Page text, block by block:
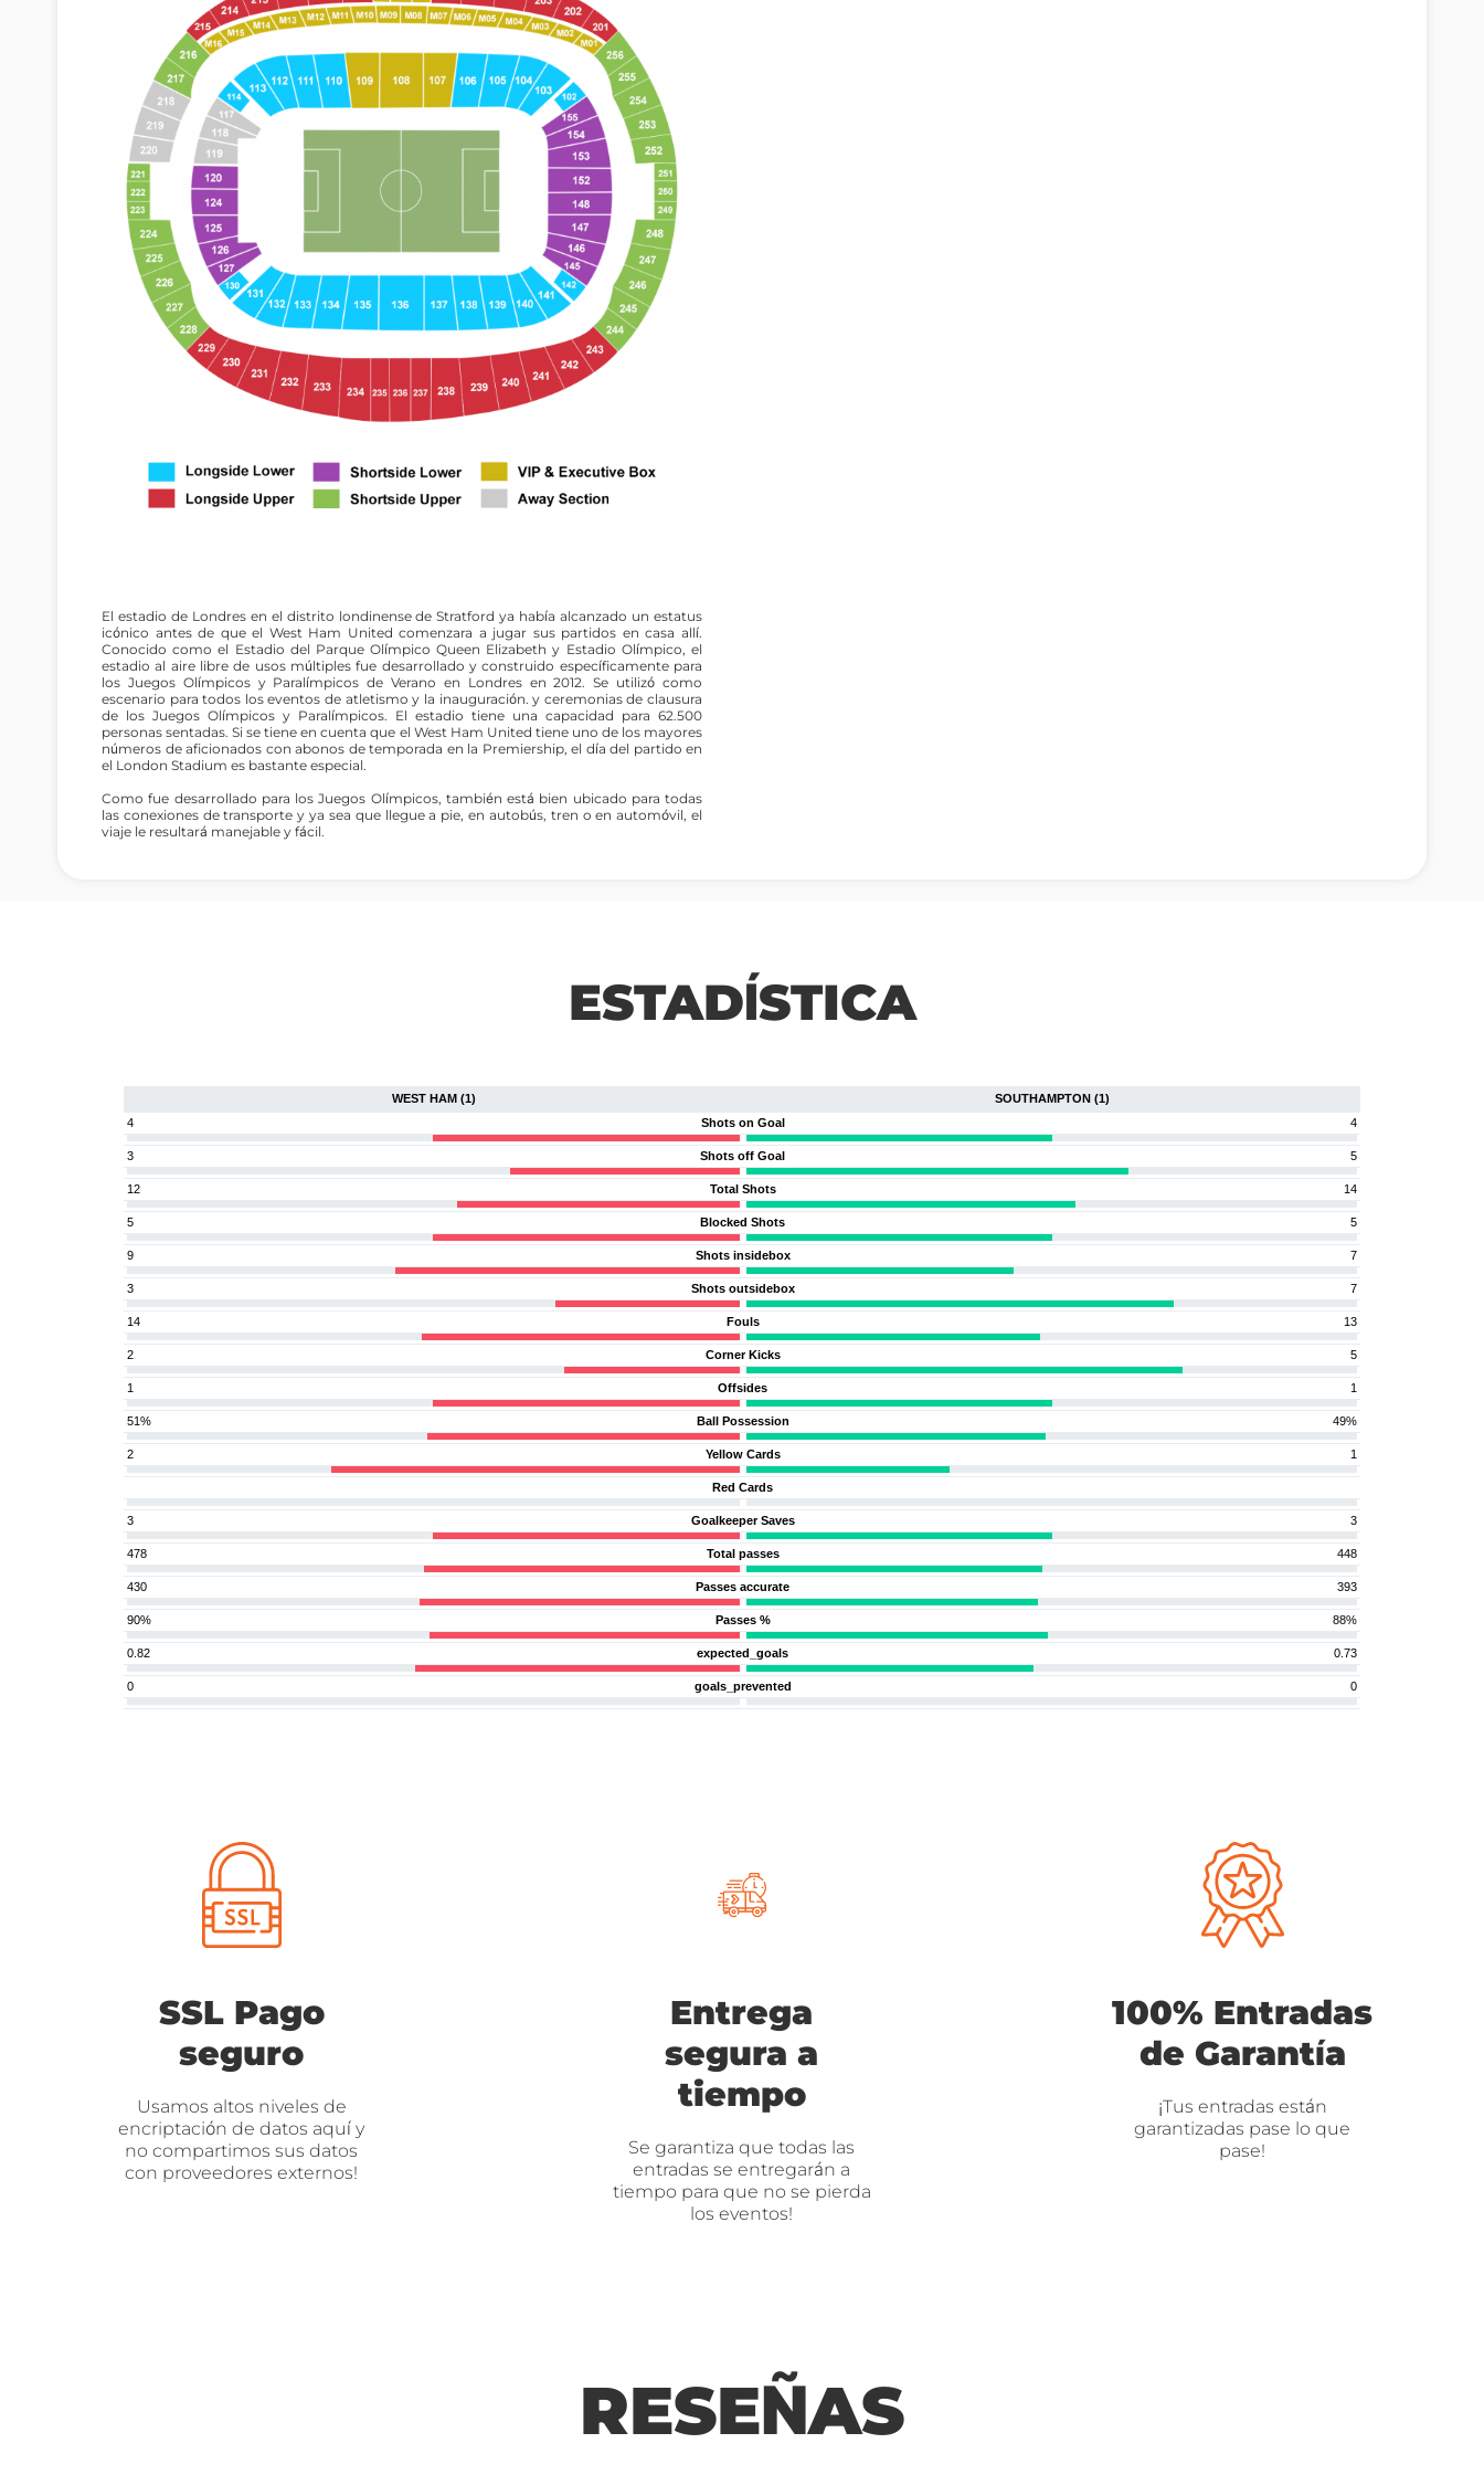
El estadio de Londres en el distrito londinense de Stratford ya había alcanzado un estatus
icónico antes de que el West Ham United comenzara a jugar sus partidos en casa allí.
Conocido como el Estadio del Parque Olímpico Queen Elizabeth y Estadio Olímpico, el
estadio al aire libre de usos múltiples fue desarrollado y construido específicamente para
los Juegos Olímpicos y Paralímpicos de Verano en Londres en 2012. Se utilizó como
escenario para todos los eventos de atletismo y la inauguración. y ceremonias de clausura
de los Juegos Olímpicos y Paralímpicos. El estadio tiene una capacidad para 62.500
personas sentadas. Si se tiene en cuenta que el West Ham United tiene uno de los mayores
números de aficionados con abonos de temporada en la Premiership, el día del partido en
el London Stadium es bastante especial.
Como fue desarrollado para los Juegos Olímpicos, también está bien ubicado para todas
las conexiones de transporte y ya sea que llegue a pie, en autobús, tren o en automóvil, el
viaje le resultará manejable y fácil.
ESTADÍSTICA
WEST HAM (1)
SOUTHAMPTON (1)
4
Shots on Goal 4
3 Shots off Goal 5
12 Total Shots 14
5 Blocked Shots 5
9 Shots insidebox 7
3 Shots outsidebox 7
14 Fouls 13
2 Corner Kicks 5
1 Offsides 1
51% Ball Possession 49%
2 Yellow Cards 1
Red Cards
3 Goalkeeper Saves 3
478 Total passes 448
430 Passes accurate 393
90% Passes % 88%
0.82 expected_goals 0.73
0 goals_prevented 0
SSL Pago
seguro
Usamos altos niveles de
encriptación de datos aquí y
no compartimos sus datos
con proveedores externos!
Entrega
segura a
tiempo
Se garantiza que todas las
entradas se entregarán a
tiempo para que no se pierda
los eventos!
100% Entradas
de Garantía
¡Tus entradas están
garantizadas pase lo que
pase!
RESEÑAS